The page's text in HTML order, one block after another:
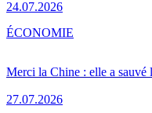
24.07.2026
Merci la Chine : elle a sauvé
27.07.2026
ÉCONOMIE